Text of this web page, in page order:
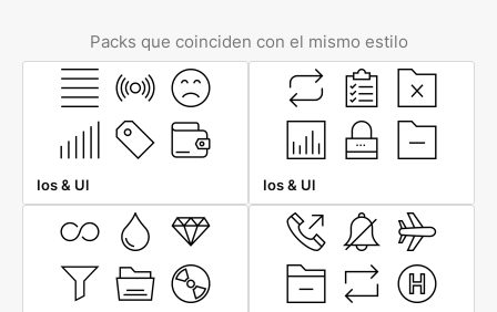
Packs que coinciden con el mismo estilo
Ios & Ul Ios & Ul